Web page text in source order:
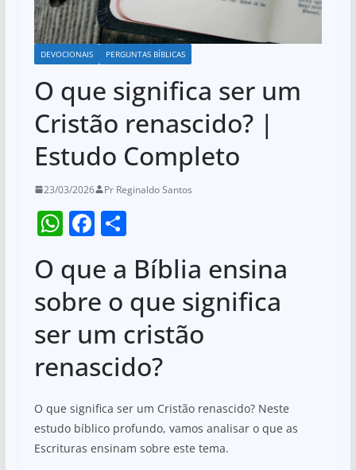
DEVOCIONAIS PERGUNTAS BÍBLICAS
O que significa ser um
Cristão renascido? |
Estudo Completo
23/03/2026 Pr Reginaldo Santos
W
at
s
A
p
p
F
c
e
b
o
o
k
S
ar
e
O que a Bíblia ensina
sobre o que significa
ser um cristão
renascido?
O que significa ser um Cristão renascido? Neste
estudo bíblico profundo, vamos analisar o que as
Escrituras ensinam sobre este tema.